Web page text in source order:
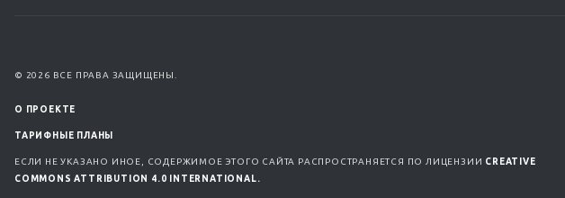
© 2026 ВСЕ ПРАВА ЗАЩИЩЕНЫ.
О ПРОЕКТЕ
ТАРИФНЫЕ ПЛАНЫ
ЕСЛИ НЕ УКАЗАНО ИНОЕ, СОДЕРЖИМОЕ ЭТОГО САЙТА РАСПРОСТРАНЯЕТСЯ ПО ЛИЦЕНЗИИ CREATIVE
COMMONS ATTRIBUTION 4.0 INTERNATIONAL.